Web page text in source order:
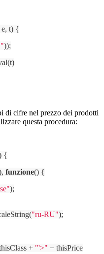
e, t) {
));
di cifre nel prezzo dei prodotti
questa procedura:
{
funzione() {
);
"ru-RU");
+ "'>" + thisPrice